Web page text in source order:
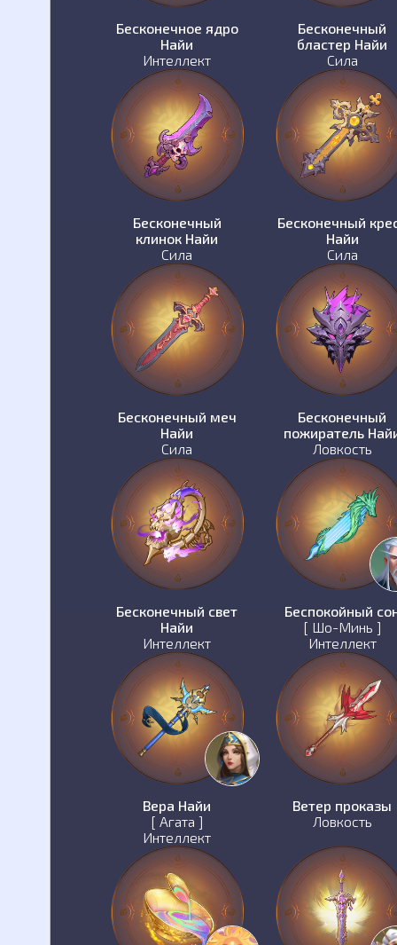
Бесконечное ядро
Найи
Интеллект
Бесконечный
бластер Найи
Сила
Бесконечный
клинок Найи
Сила
Бесконечный
Найи
Сила
Бесконечный меч
Найи
Сила
Бесконечный
пожиратель
Ловкость
Бесконечный свет
Найи
Интеллект
Беспокойный
[ Шо-Минь ]
Интеллект
Вера Найи
[ Агата ]
Интеллект
Ветер проказы
Ловкость